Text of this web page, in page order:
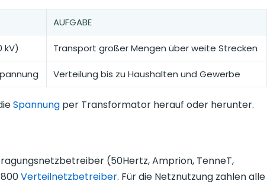
AUFGABE
kV) Transport großer Mengen über weite Strecken
Verteilung bis zu Haushalten und Gewerbe
Spannung per Transformator herauf oder herunter.
(50Hertz, Amprion, TenneT,
Verteilnetzbetreiber. Für die Netznutzung zahlen alle